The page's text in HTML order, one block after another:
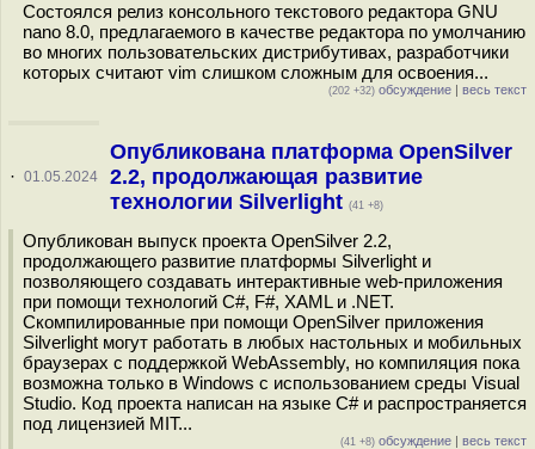
Состоялся релиз консольного текстового редактора GNU
nano 8.0, предлагаемого в качестве редактора по умолчанию
во многих пользовательских дистрибутивах, разработчики
которых считают vim слишком сложным для освоения...
(202 +32) обсуждение | весь текст
· 01.05.2024
Опубликована платформа OpenSilver
2.2, продолжающая развитие
технологии Silverlight (41 +8)
Опубликован выпуск проекта OpenSilver 2.2,
продолжающего развитие платформы Silverlight и
позволяющего создавать интерактивные web-приложения
при помощи технологий C#, F#, XAML и .NET.
Скомпилированные при помощи OpenSilver приложения
Silverlight могут работать в любых настольных и мобильных
браузерах с поддержкой WebAssembly, но компиляция пока
возможна только в Windows с использованием среды Visual
Studio. Код проекта написан на языке C# и распространяется
под лицензией MIT...
(41 +8) обсуждение | весь текст